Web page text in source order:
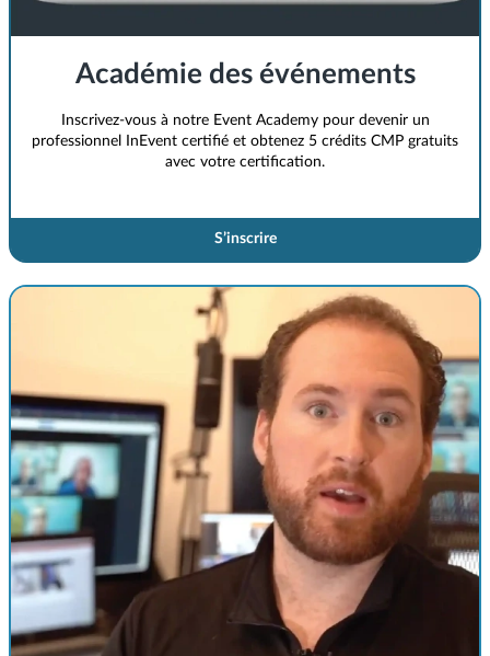
Académie des événements
Inscrivez-vous à notre Event Academy pour devenir un
professionnel InEvent certifié et obtenez 5 crédits CMP gratuits
avec votre certification.
S’inscrire